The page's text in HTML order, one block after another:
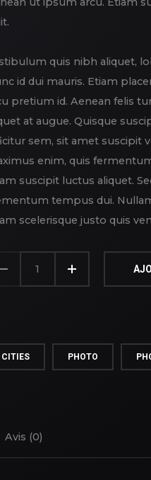
quis nibh aliquet,
id dui mauris. Etiam
pretium id. Aenean felis
at augue. Quisque
sem, sit amet suscipit
enim, quis
suscipit luctus aliquet.
tempus dui.
scelerisque justo quis
QUANTITÉ
TRAIN
CITIES PHOTO
Avis (0)